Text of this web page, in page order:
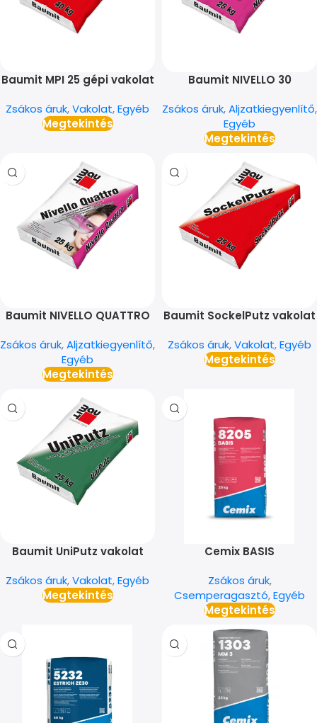
Baumit MPI 25 gépi vakolat
Zsákos áruk,Vakolat,Egyéb
Megtekintés
Baumit NIVELLO 30
Zsákos áruk,Aljzatkiegyenlítő,
Egyéb
Megtekintés
Baumit NIVELLO QUATTRO
Zsákos áruk,Aljzatkiegyenlítő,
Egyéb
Megtekintés
Baumit SockelPutz vakolat
Zsákos áruk,Vakolat,Egyéb
Megtekintés
Baumit UniPutz vakolat
Zsákos áruk,Vakolat,Egyéb
Megtekintés
Cemix BASIS
Zsákos áruk,
Csemperagasztó,Egyéb
Megtekintés